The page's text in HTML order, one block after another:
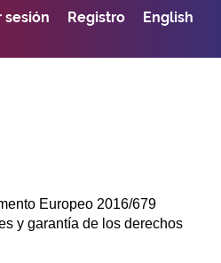
sesión Registro English
Europeo 2016/679
y garantía de los derechos